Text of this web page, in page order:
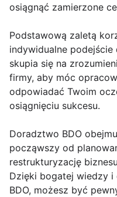
osiągnąć zamierzone
Podstawową zaletą
indywidualne podejście
skupia się na
firmy, aby móc
odpowiadać Twoim
osiągnięciu sukcesu.
Doradztwo BDO
począwszy od
restrukturyzację
Dzięki bogatej wiedzy
BDO, możesz być